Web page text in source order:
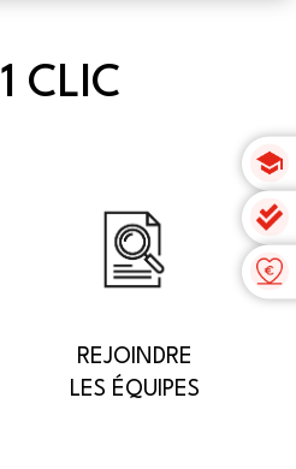
1 CLIC
REJOINDRE
LES ÉQUIPES